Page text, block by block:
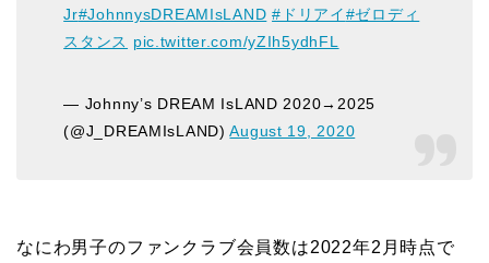
Jr#JohnnysDREAMIsLAND #ドリアイ#ゼロディ
スタンス pic.twitter.com/yZIh5ydhFL
— Johnny’s DREAM IsLAND 2020→2025
(@J_DREAMIsLAND)August 19, 2020
なにわ男子のファンクラブ会員数は2022年2月時点で